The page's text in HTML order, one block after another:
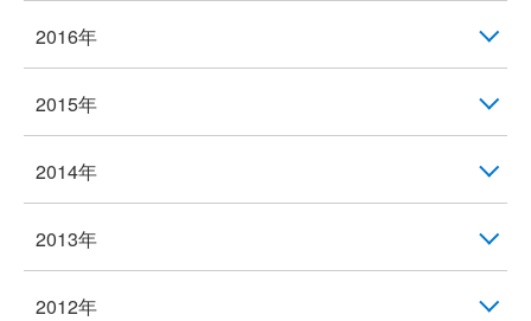
2016年
2015年
2014年
2013年
2012年